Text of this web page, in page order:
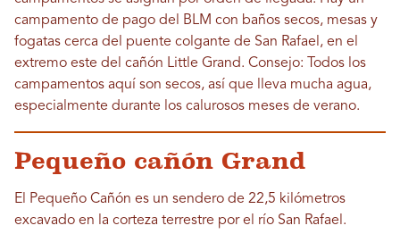
campamento de pago del BLM con baños secos, mesas y
fogatas cerca del puente colgante de San Rafael, en el
extremo este del cañón Little Grand. Consejo: Todos los
campamentos aquí son secos, así que lleva mucha agua,
especialmente durante los calurosos meses de verano.
Pequeño cañón Grand
El Pequeño Cañón es un sendero de 22,5 kilómetros
excavado en la corteza terrestre por el río San Rafael.